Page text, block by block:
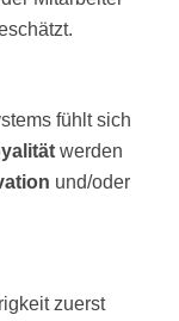
fühlt sich
werden
und/oder
zuerst